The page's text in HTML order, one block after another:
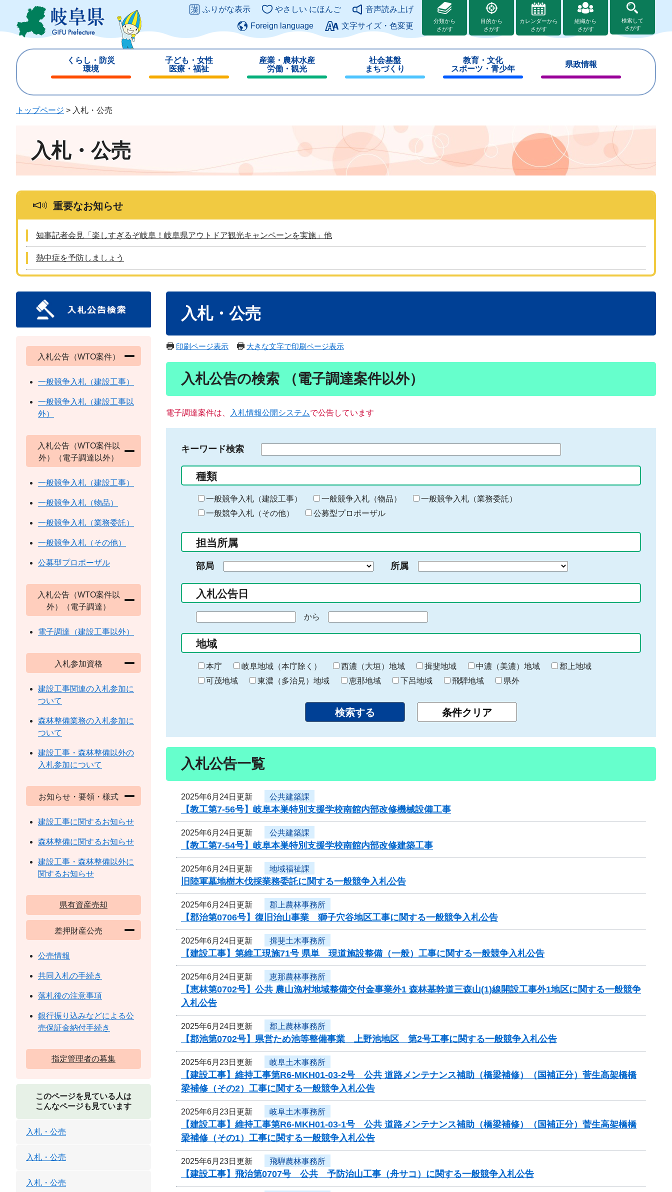
ジ
ュ
このページの本文へ
ふりがな表示 やさしい にほんご
音声読み上げ
Foreign language
文字サイズ・色変更
分類から
さがす
目的から
さがす
カレンダーから
さがす
組織から
さがす
検索して
さがす
くらし・防災
環境
じ
子ども・女性
医療・福祉
じ
産業・農林水産
労働・観光
じ
社会基盤
まちづくり
じ
教育・文化
スポーツ・青少年
じ
県政情報
じ
トップページ > 入札・公売
入札・公売
重要なお知らせ
知事記者会見「楽しすぎるぞ岐阜！岐阜県アウトドア観光キャンペーンを実施」他
熱中症を予防しましょう
入札・公売
印刷ページ表示 大きな文字で印刷ページ表示
入札公告の検索 （電子調達案件以外）
電子調達案件は、 入札情報公開システムで公告しています
キーワード検索
る
キ
ー
ー
入
力
種類
一般競争入札（建設工事） 一般競争入札（物品）
一般競争入札（業務委託）
一般競争入札（その他）
公募型プロポーザル
担当所属
部局 所属
入札公告日
の
始
ま
り
から
終
わ
り
地域
本庁 岐阜地域（本庁除く） 西濃（大垣）地域 揖斐地域 中濃（美濃）地域
郡上地域
可茂地域
東濃（多治見）地域 恵那地域 下呂地域 飛騨地域 県外
入札公告一覧
2025年6月24日更新 公共建築課
【教工第7-56号】岐阜本巣特別支援学校南館内部改修機械設備工事
2025年6月24日更新 公共建築課
【教工第7-54号】岐阜本巣特別支援学校南館内部改修建築工事
2025年6月24日更新 地域福祉課
旧陸軍墓地樹木伐採業務委託に関する一般競争入札公告
2025年6月24日更新 郡上農林事務所
【郡治第0706号】復旧治山事業 獅子穴谷地区工事に関する一般競争入札公告
2025年6月24日更新 揖斐土木事務所
【建設工事】第維工現施71号 県単 現道施設整備（一般）工事に関する一般競争入札公告
2025年6月24日更新 恵那農林事務所
【恵林第0702号】公共 農山漁村地域整備交付金事業外1 森林基幹道三森山(1)線開設工事外1地区に関する一般競争
入札公告
2025年6月24日更新 郡上農林事務所
【郡池第0702号】県営ため池等整備事業 上野池地区 第2号工事に関する一般競争入札公告
2025年6月23日更新 岐阜土木事務所
【建設工事】維持工事第R6-MKH01-03-2号 公共 道路メンテナンス補助（橋梁補修）（国補正分）菅生高架橋橋
梁補修（その2）工事に関する一般競争入札公告
2025年6月23日更新 岐阜土木事務所
【建設工事】維持工事第R6-MKH01-03-1号 公共 道路メンテナンス補助（橋梁補修）（国補正分）菅生高架橋橋
梁補修（その1）工事に関する一般競争入札公告
2025年6月23日更新 飛騨農林事務所
【建設工事】飛治第0707号 公共 予防治山工事（舟サコ）に関する一般競争入札公告
入札公告（WTO案件）
一般競争入札（建設工事）
一般競争入札（建設工事以
外）
入札公告（WTO案件以
外）（電子調達以外）
一般競争入札（建設工事）
一般競争入札（物品）
一般競争入札（業務委託）
一般競争入札（その他）
公募型プロポーザル
入札公告（WTO案件以
外）（電子調達）
電子調達（建設工事以外）
入札参加資格
建設工事関連の入札参加に
ついて
森林整備業務の入札参加に
ついて
建設工事・森林整備以外の
入札参加について
お知らせ・要領・様式
建設工事に関するお知らせ
森林整備に関するお知らせ
建設工事・森林整備以外に
関するお知らせ
県有資産売却
差押財産公売
公売情報
共同入札の手続き
落札後の注意事項
銀行振り込みなどによる公
売保証金納付手続き
指定管理者の募集
このページを見ている人は
こんなページも見ています
入札・公売
入札・公売
入札・公売